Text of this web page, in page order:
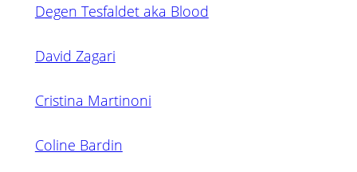
Degen Tesfaldet aka Blood
David Zagari
Cristina Martinoni
Coline Bardin